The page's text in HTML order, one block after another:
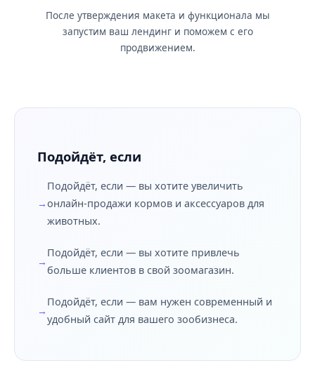
После утверждения макета и функционала мы
запустим ваш лендинг и поможем с его
продвижением.
Подойдёт, если
Подойдёт, если — вы хотите увеличить
онлайн-продажи кормов и аксессуаров для
животных.
Подойдёт, если — вы хотите привлечь
больше клиентов в свой зоомагазин.
Подойдёт, если — вам нужен современный и
удобный сайт для вашего зообизнеса.